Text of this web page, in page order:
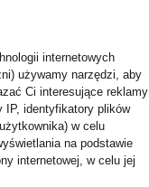
internetowych
używamy narzędzi, aby
Ci interesujące reklamy
IP, identyfikatory plików
w celu
na podstawie
internetowej, w celu jej